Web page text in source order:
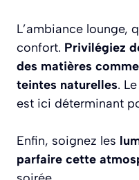
L’ambiance lounge,
confort. Privilégiez
des matières
teintes naturelles.
est ici déterminant
Enfin, soignez les
parfaire cette